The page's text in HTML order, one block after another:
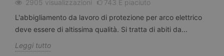
2905 visualizzazioni 743 È piaciuto
L'abbigliamento da lavoro di protezione per arco elettrico
deve essere di altissima qualità. Si tratta di abiti da...
Leggi tutto